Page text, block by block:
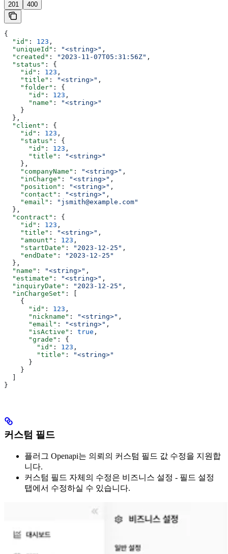
201 400
{
  "id"
: 123 ,
  "uniqueId"
: "<string>" ,
  "created"
: "2023-11-07T05:31:56Z" ,
  "status"
: {
    "id"
: 123 ,
    "title"
: "<string>" ,
    "folder"
: {
      "id"
: 123 ,
      "name"
:
"<string>"
    }
  },
  "client"
: {
    "id"
: 123 ,
    "status"
: {
      "id"
: 123 ,
      "title"
:
"<string>"
    },
    "companyName"
: "<string>" ,
    "inCharge"
: "<string>" ,
    "position"
: "<string>" ,
    "contact"
: "<string>" ,
    "email"
:
"jsmith@example.com"
  },
  "contract"
: {
    "id"
: 123 ,
    "title"
: "<string>" ,
    "amount"
: 123 ,
    "startDate"
: "2023-12-25" ,
    "endDate"
:
"2023-12-25"
  },
  "name"
: "<string>" ,
  "estimate"
: "<string>" ,
  "inquiryDate"
: "2023-12-25" ,
  "inChargeSet"
: [
    {
      "id"
: 123 ,
      "nickname"
: "<string>" ,
      "email"
: "<string>" ,
      "isActive"
: true ,
      "grade"
: {
        "id"
: 123 ,
        "title"
:
"<string>"
      }
    }
}
커스텀 필드
플러그 Openapi는 의뢰의 커스텀 필드 값 수정을 지원합
니다.
커스텀 필드 자체의 수정은 비즈니스 설정 - 필드 설정
탭에서 수정하실 수 있습니다.